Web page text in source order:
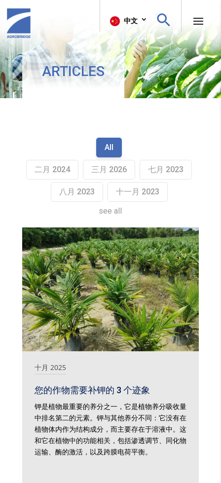
中文
ARTICLES
All
二月 2024 三月 2026 七月 2023
八月 2023 十一月 2023
see all
十月 2025
您的作物需要补钾的 3 个迹象
钾是植物最重要的养分之一，它是植物养分吸收量
中排名第二的元素。钾与其他养分不同：它没有在
植物体内作为结构成分，而主要存在于溶液中。这
和它在植物中的功能相关，包括渗透调节、同化物
运输、酶的激活，以及跨膜电荷平衡。